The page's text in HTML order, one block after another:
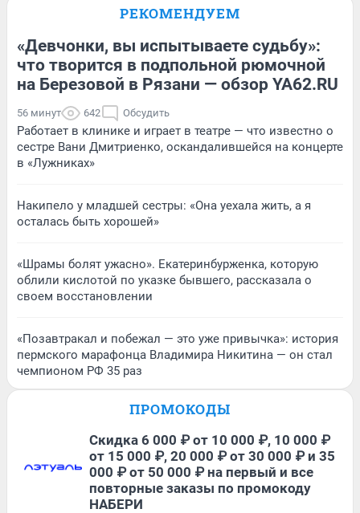
РЕКОМЕНДУЕМ
«Девчонки, вы испытываете судьбу»:
что творится в подпольной рюмочной
на Березовой в Рязани — обзор YA62.RU
56 минут 642 Обсудить
Работает в клинике и играет в театре — что известно о
сестре Вани Дмитриенко, оскандалившейся на концерте
в «Лужниках»
Накипело у младшей сестры: «Она уехала жить, а я
осталась быть хорошей»
«Шрамы болят ужасно». Екатеринбурженка, которую
облили кислотой по указке бывшего, рассказала о
своем восстановлении
«Позавтракал и побежал — это уже привычка»: история
пермского марафонца Владимира Никитина — он стал
чемпионом РФ 35 раз
ПРОМОКОДЫ
Скидка 6 000 ₽ от 10 000 ₽, 10 000 ₽
от 15 000 ₽, 20 000 ₽ от 30 000 ₽ и 35
000 ₽ от 50 000 ₽ на первый и все
повторные заказы по промокоду
НАБЕРИ